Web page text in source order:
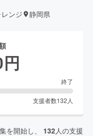
ンジ 静岡県
円
終了
支援者数132 人
を開始し、 132人の支援